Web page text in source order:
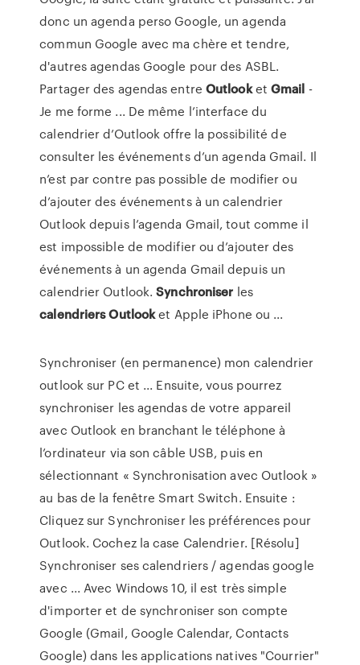
donc un agenda perso Google, un agenda
commun Google avec ma chère et tendre,
d'autres agendas Google pour des ASBL.
Partager des agendas entre OutlooketGmail -
Je me forme ... De même l’interface du
calendrier d’Outlook offre la possibilité de
consulter les événements d’un agenda Gmail. Il
n’est par contre pas possible de modifier ou
d’ajouter des événements à un calendrier
Outlook depuis l’agenda Gmail, tout comme il
est impossible de modifier ou d’ajouter des
événements à un agenda Gmail depuis un
calendrier Outlook.Synchroniser les
calendriersOutlooket Apple iPhone ou ...
Synchroniser (en permanence) mon calendrier
outlook sur PC et ... Ensuite, vous pourrez
synchroniser les agendas de votre appareil
avec Outlook en branchant le téléphone à
l’ordinateur via son câble USB, puis en
sélectionnant « Synchronisation avec Outlook »
au bas de la fenêtre Smart Switch. Ensuite :
Cliquez sur Synchroniser les préférences pour
Outlook. Cochez la case Calendrier. [Résolu]
Synchroniser ses calendriers / agendas google
avec ... Avec Windows 10, il est très simple
d'importer et de synchroniser son compte
Google (Gmail, Google Calendar, Contacts
Google) dans les applications natives "Courrier"